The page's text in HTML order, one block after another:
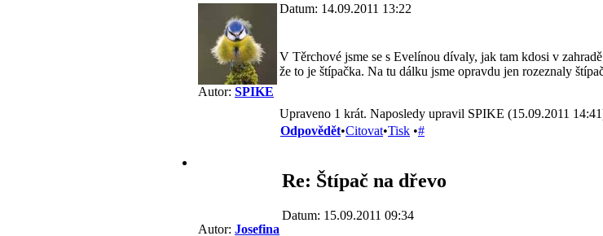
Autor: SPIKE
Datum: 14.09.2011 13:22
V Těrchové jsme se s Evelínou dívaly, jak tam kdosi v
že to je štípačka. Na tu dálku jsme opravdu jen rozeznaly
Upraveno 1 krát. Naposledy upravil SPIKE (15.09.2011
Odpovědět•Citovat•Tisk •#
Autor: Josefina
Re: Štípač na dřevo
Datum: 15.09.2011 09:34